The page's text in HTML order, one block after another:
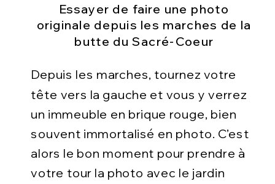
Essayer de faire une photo
originale depuis les marches de la
butte du Sacré-Coeur
Depuis les marches, tournez votre
tête vers la gauche et vous y verrez
un immeuble en brique rouge, bien
souvent immortalisé en photo. C’est
alors le bon moment pour prendre à
votre tour la photo avec le jardin